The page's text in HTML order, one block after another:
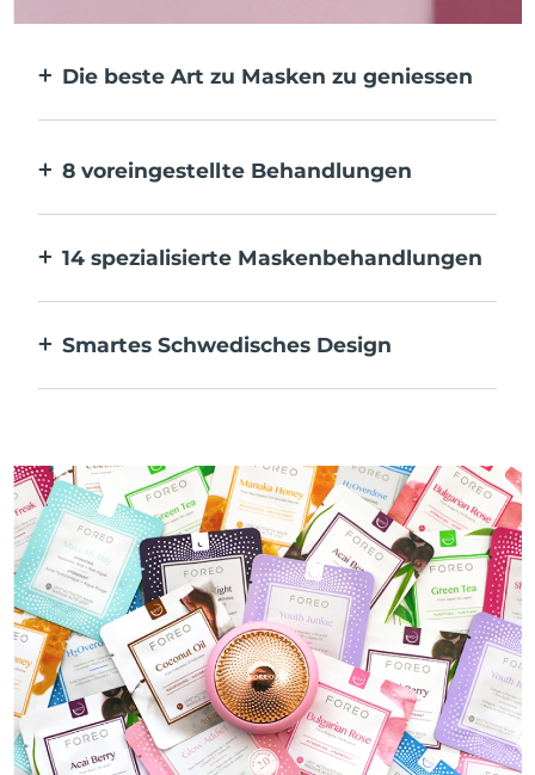
Die beste Art zu Masken zu geniessen
8 voreingestellte Behandlungen
14 spezialisierte Maskenbehandlungen
Inhaltsstoffe deiner Maske.
Smartes Schwedisches Design